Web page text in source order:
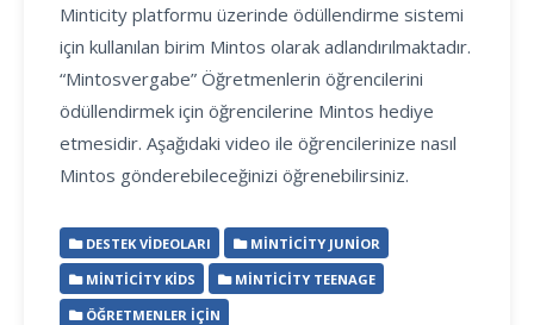
Minticity platformu üzerinde ödüllendirme sistemi
için kullanılan birim Mintos olarak adlandırılmaktadır.
“Mintosvergabe” Öğretmenlerin öğrencilerini
ödüllendirmek için öğrencilerine Mintos hediye
etmesidir. Aşağıdaki video ile öğrencilerinize nasıl
Mintos gönderebileceğinizi öğrenebilirsiniz.
DESTEK VIDEOLARI
MINTICITY JUNIOR
MINTICITY KIDS
MINTICITY TEENAGE
ÖĞRETMENLER İÇIN